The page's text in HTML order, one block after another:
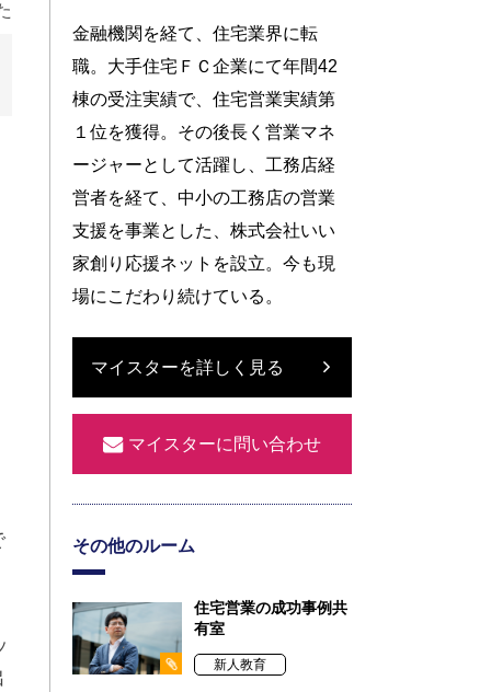
金融機関を経て、住宅業界に転
職。大手住宅ＦＣ企業にて年間42
棟の受注実績で、住宅営業実績第
１位を獲得。その後長く営業マネ
ージャーとして活躍し、工務店経
営者を経て、中小の工務店の営業
支援を事業とした、株式会社いい
家創り応援ネットを設立。今も現
場にこだわり続けている。
マイスターを詳しく見る
マイスターに問い合わせ
その他のルーム
住宅営業の成功事例共
有室
新人教育